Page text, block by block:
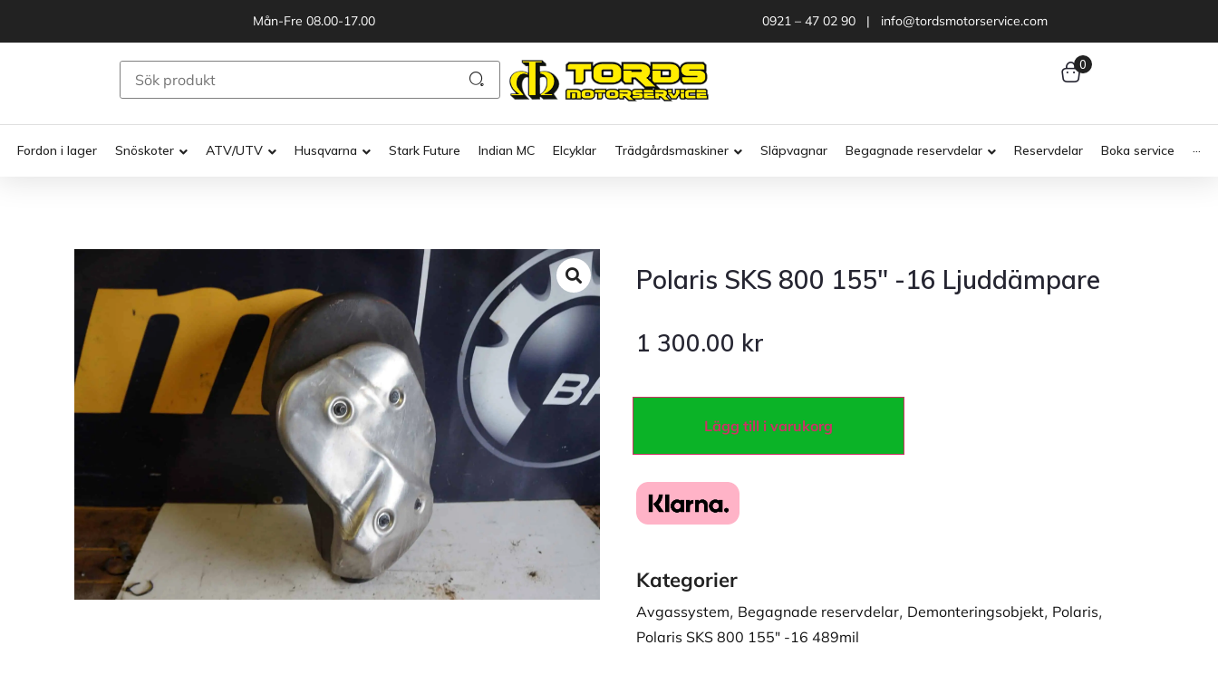
Mån-Fre 08.00-17.00 0921 – 47 02 90 | info@tordsmotorservice.com
0
Fordon i lager Snöskoter ATV/UTV Husqvarna Stark Future Indian MC Elcyklar Trädgårdsmaskiner Släpvagnar Begagnade reservdelar Reservdelar Boka service ···
Polaris SKS 800 155″ -16 Ljuddämpare
1 300.00 kr
Lägg till i varukorg
Kategorier
Avgassystem, Begagnade reservdelar, Demonteringsobjekt, Polaris,
Polaris SKS 800 155" -16 489mil